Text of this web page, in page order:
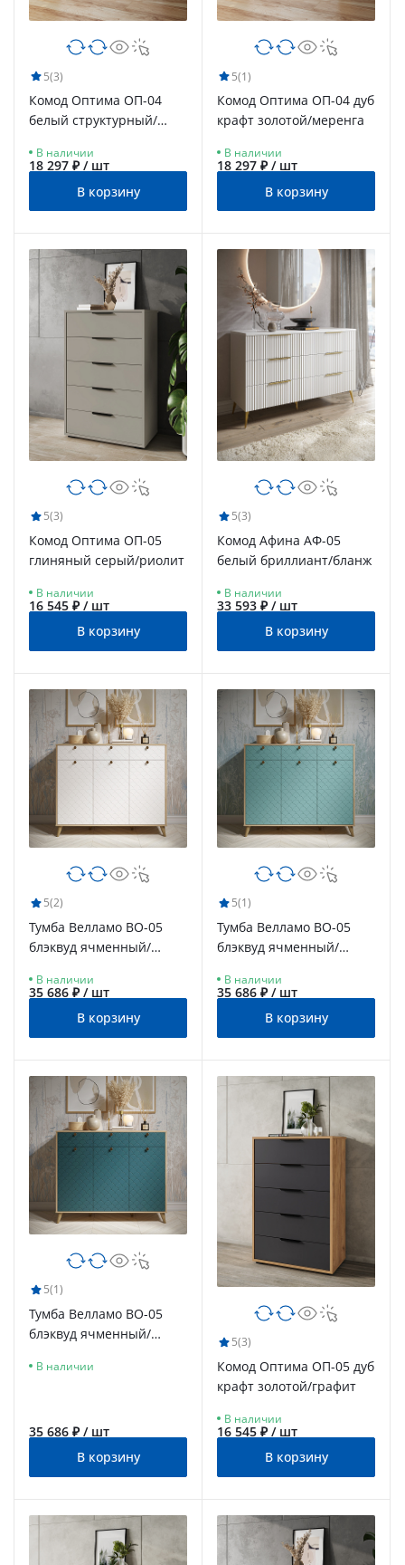
5(3)
Комод Оптима ОП-04
белый структурный/
В наличии
18 297 ₽ / шт
В корзину
5(1)
Комод Оптима ОП-04 дуб
крафт золотой/меренга
В наличии
18 297 ₽ / шт
В корзину
5(3)
Комод Оптима ОП-05
глиняный серый/риолит
В наличии
16 545 ₽ / шт
В корзину
5(3)
Комод Афина АФ-05
белый бриллиант/бланж
В наличии
33 593 ₽ / шт
В корзину
5(2)
Тумба Велламо ВО-05
блэквуд ячменный/
В наличии
35 686 ₽ / шт
В корзину
5(1)
Тумба Велламо ВО-05
блэквуд ячменный/
В наличии
35 686 ₽ / шт
В корзину
5(1)
Тумба Велламо ВО-05
блэквуд ячменный/
В наличии
35 686 ₽ / шт
В корзину
5(3)
Комод Оптима ОП-05 дуб
крафт золотой/графит
В наличии
16 545 ₽ / шт
В корзину